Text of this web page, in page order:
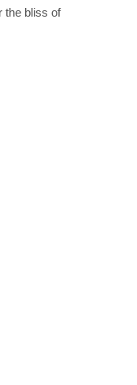
the bliss of